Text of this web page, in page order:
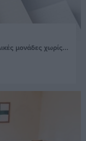
μονάδες χωρίς...